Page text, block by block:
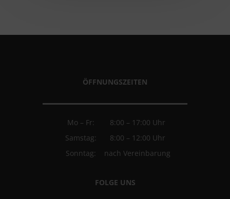
ÖFFNUNGSZEITEN
Mo – Fr:
8:00 – 17:00 Uhr
Samstag:
8:00 – 12:00 Uhr
Sonntag:
nach Vereinbarung
FOLGE UNS